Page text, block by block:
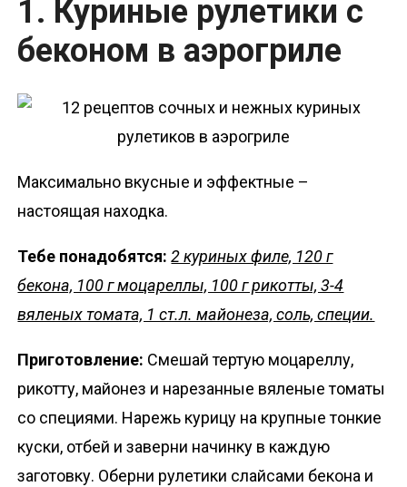
1. Куриные рулетики с
беконом в аэрогриле
Максимально вкусные и эффектные –
настоящая находка.
Тебе понадобятся:2 куриных филе, 120 г
бекона, 100 г моцареллы, 100 г рикотты, 3-4
вяленых томата, 1 ст.л. майонеза, соль, специи.
Приготовление: Смешай тертую моцареллу,
рикотту, майонез и нарезанные вяленые томаты
со специями. Нарежь курицу на крупные тонкие
куски, отбей и заверни начинку в каждую
заготовку. Оберни рулетики слайсами бекона и